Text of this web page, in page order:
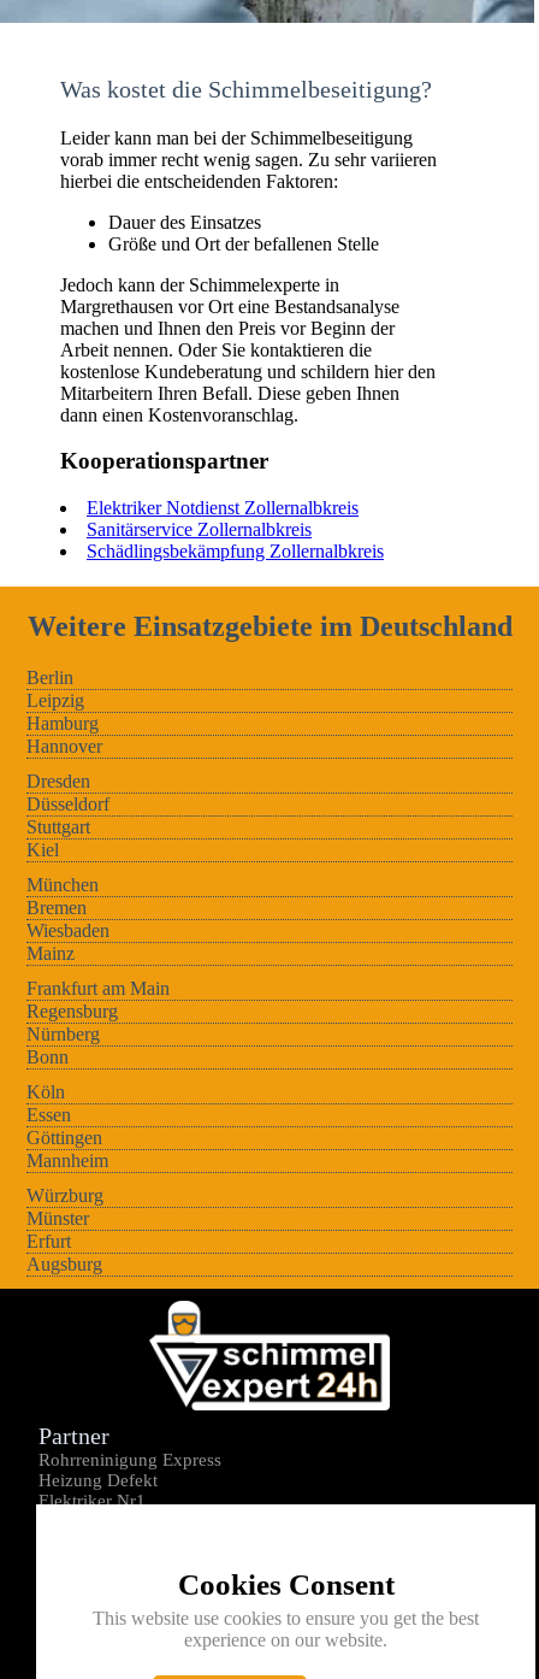
Was kostet die Schimmelbeseitigung?
Leider kann man bei der Schimmelbeseitigung
vorab immer recht wenig sagen. Zu sehr variieren
hierbei die entscheidenden Faktoren:
Dauer des Einsatzes
Größe und Ort der befallenen Stelle
Jedoch kann der Schimmelexperte in
Margrethausen vor Ort eine Bestandsanalyse
machen und Ihnen den Preis vor Beginn der
Arbeit nennen. Oder Sie kontaktieren die
kostenlose Kundeberatung und schildern hier den
Mitarbeitern Ihren Befall. Diese geben Ihnen
dann einen Kostenvoranschlag.
Kooperationspartner
Elektriker Notdienst Zollernalbkreis
Sanitärservice Zollernalbkreis
Schädlingsbekämpfung Zollernalbkreis
Weitere Einsatzgebiete im Deutschland
Berlin
Leipzig
Hamburg
Hannover
Dresden
Düsseldorf
Stuttgart
Kiel
München
Bremen
Wiesbaden
Mainz
Frankfurt am Main
Regensburg
Nürnberg
Bonn
Köln
Essen
Göttingen
Mannheim
Würzburg
Münster
Erfurt
Augsburg
Cookies Consent
This website use cookies to ensure you get the best
experience on our website.
Partner
Rohrreninigung Express
Heizung Defekt
Elektriker Nr1
Kontakt